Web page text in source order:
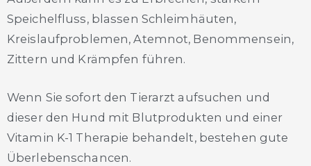
Speichelfluss, blassen Schleimhäuten,
Kreislaufproblemen, Atemnot, Benommensein,
Zittern und Krämpfen führen.
Wenn Sie sofort den Tierarzt aufsuchen und
dieser den Hund mit Blutprodukten und einer
Vitamin K-1 Therapie behandelt, bestehen gute
Überlebenschancen.